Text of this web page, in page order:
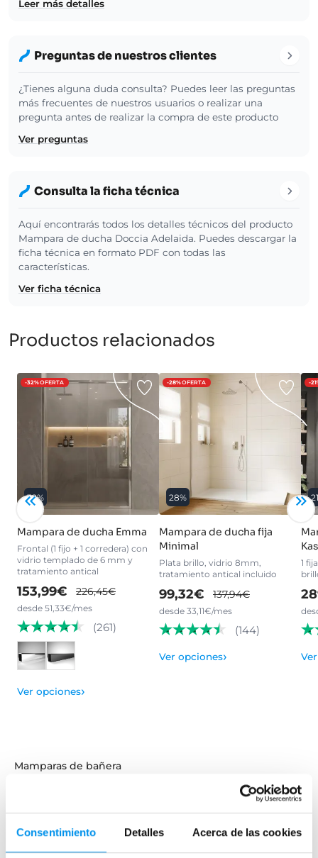
Consentimiento Detalles Acerca de las cookies
Leer más detalles
Preguntas de nuestros clientes
¿Tienes alguna duda consulta? Puedes leer las preguntas
más frecuentes de nuestros usuarios o realizar una
pregunta antes de realizar la compra de este producto
Ver preguntas
Consulta la ficha técnica
Aquí encontrarás todos los detalles técnicos del producto
Mampara de ducha Doccia Adelaida. Puedes descargar la
ficha técnica en formato PDF con todas las
características.
Ver ficha técnica
Productos relacionados
-32%OFERTA
32%
Mampara de ducha Emma
Frontal (1 fijo + 1 corredera) con
vidrio templado de 6 mm y
tratamiento antical
153,99€ 226,45€
desde 51,33€/mes
(261)
Ver opciones›
-28%OFERTA
28%
Mampara de ducha fija
Minimal
Plata brillo, vidrio 8mm,
tratamiento antical incluido
99,32€ 137,94€
desde 33,11€/mes
(144)
Ver opciones›
-
1
Mamparas de bañera
Hojas o biombos de bañera
Mamparas de bañera abatibles